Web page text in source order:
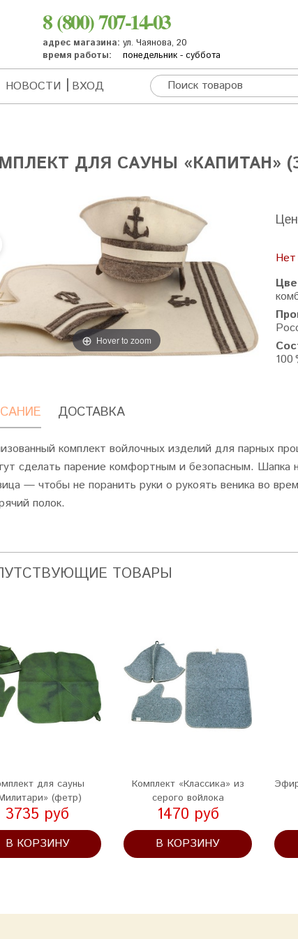
8 (800) 707-14-03
адрес магазина:ул. Чаянова, 20
время работы:
понедельник - суббота
НОВОСТИ ВХОД
ДЛЯ САУНЫ «КАПИТАН»
Hover to zoom
Нет
100
ДОСТАВКА
комплект войлочных изделий для парных
сделать парение комфортным и безопасным. Шапка
— чтобы не поранить руки о рукоять веника во
полок.
ТОВАРЫ
для сауны
(фетр)
3735 руб
В КОРЗИНУ
Комплект «Классика» из
серого войлока
1470 руб
В КОРЗИНУ